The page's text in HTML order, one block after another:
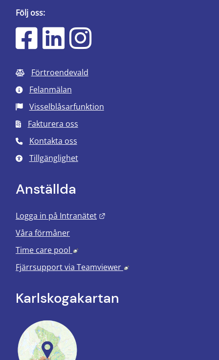
Följ oss:
Förtroendevald
Felanmälan
Visselblåsarfunktion
Fakturera oss
Kontakta oss
Tillgänglighet
Anställda
Logga in på Intranätet
Våra förmåner
Time care pool
Länk till annan webbplats, öppnas i
Fjärrsupport via Teamviewer Länk till annan
Karlskoga­kartan